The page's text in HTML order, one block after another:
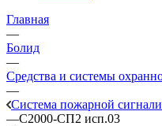
Главная
—
Болид
—
Средства и системы
—
Система пожарной
—С2000-СП2 исп.03